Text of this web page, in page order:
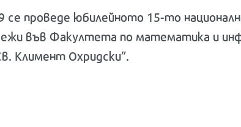
се проведе юбилейното 15-то
във Факултета по математика и
Климент Охридски”.